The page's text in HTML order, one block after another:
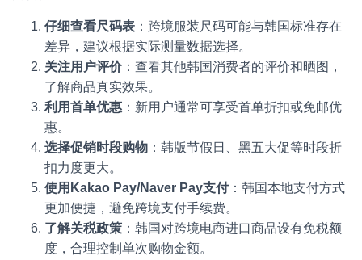
仔细查看尺码表 ：跨境服装尺码可能与韩国标准存在
差异，建议根据实际测量数据选择。
关注用户评价：查看其他韩国消费者的评价和晒图，
了解商品真实效果。
利用首单优惠 ：新用户通常可享受首单折扣或免邮优
惠。
选择促销时段购物 ：韩版节假日、黑五大促等时段折
扣力度更大。
使用Kakao Pay/Naver Pay支付：韩国本地支付方式
更加便捷，避免跨境支付手续费。
了解关税政策 ：韩国对跨境电商进口商品设有免税额
度，合理控制单次购物金额。